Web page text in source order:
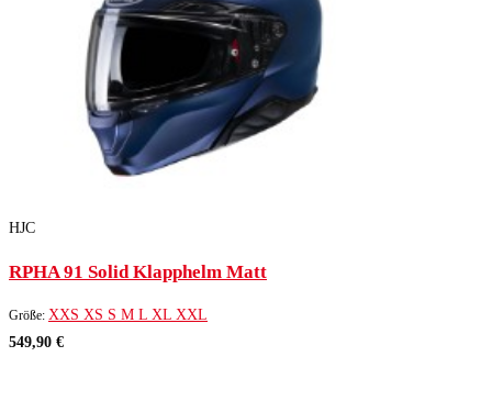
HJC
RPHA 91 Solid Klapphelm Matt
Größe: XXS XS S M L XL XXL
549,90 €